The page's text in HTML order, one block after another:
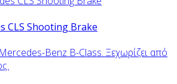
CLS Shooting Brake